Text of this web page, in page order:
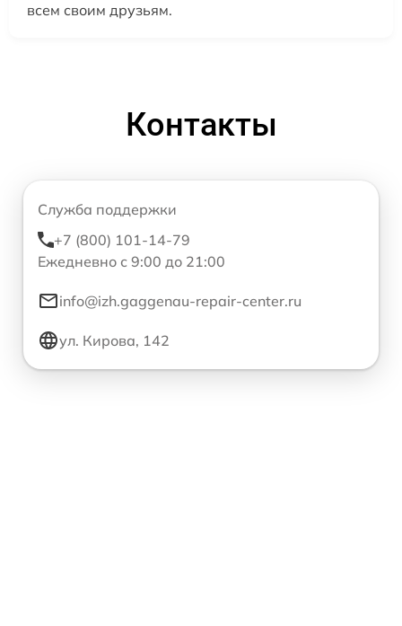
всем своим друзьям.
Контакты
Служба поддержки
+7 (800) 101-14-79
Ежедневно с 9:00 до 21:00
info@izh.gaggenau-repair-center.ru
ул. Кирова, 142